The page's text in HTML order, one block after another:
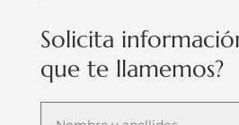
Solicita
que te llamemos?